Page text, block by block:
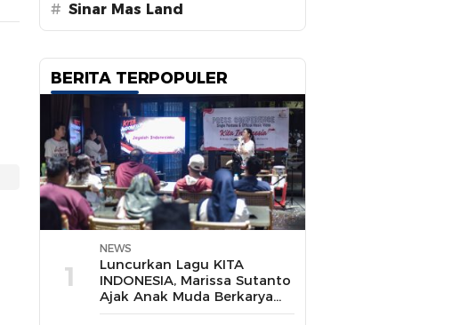
# Sinar Mas Land
BERITA TERPOPULER
1
NEWS
Luncurkan Lagu KITA
INDONESIA, Marissa Sutanto
Ajak Anak Muda Berkarya
dari Alat Sederhana